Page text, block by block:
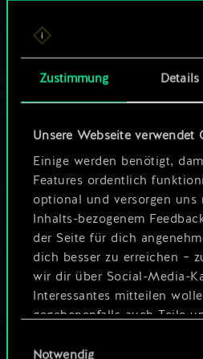
Zustimmung Details
Unsere Webseite verwendet
Einige werden benötigt,
Features ordentlich
optional und versorgen uns
Inhalts-bezogenem
der Seite für dich
dich besser zu erreichen –
wir dir über Social-Media-
Interessantes mitteilen
gegebenenfalls auch Teile
Cookies erfordert allerdings
Notwendig
Bis jetzt ist
ein
Wo es
mehr
Deck benennen und
Deck